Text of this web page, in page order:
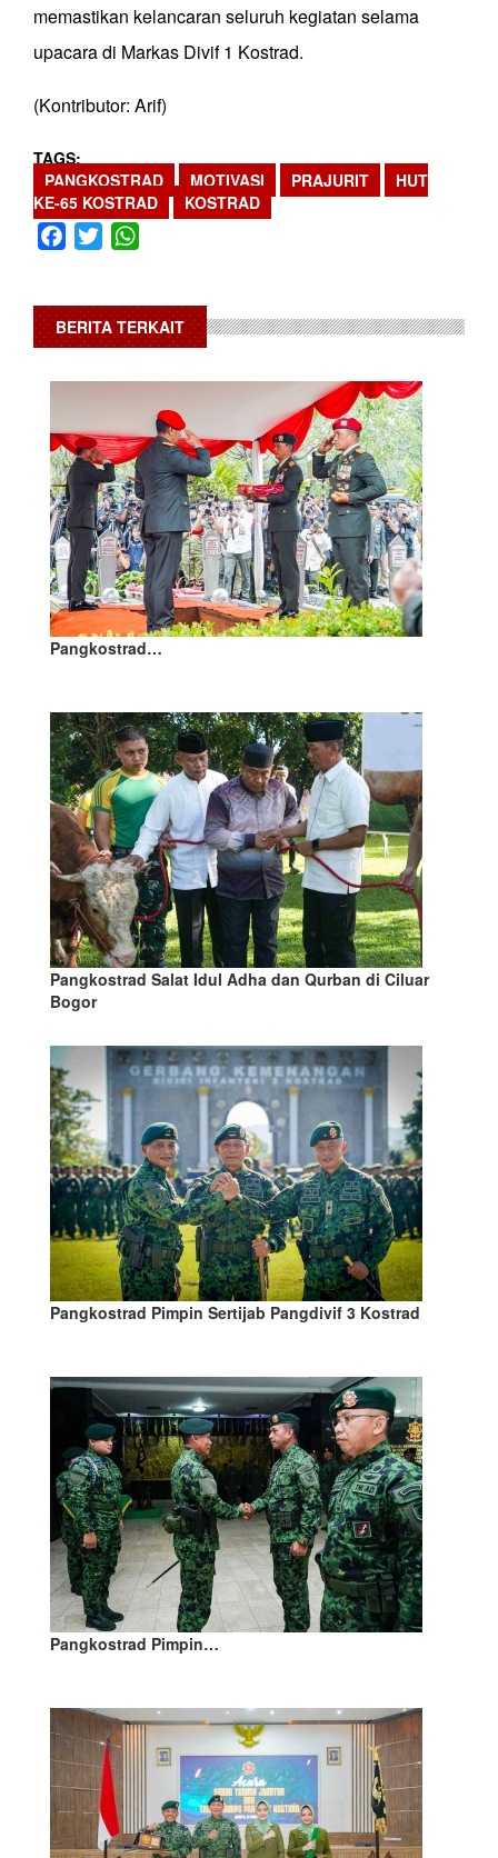
memastikan kelancaran seluruh kegiatan selama
upacara di Markas Divif 1 Kostrad.
(Kontributor: Arif)
TAGS
PANGKOSTRAD
MOTIVASI PRAJURIT
HUT
KE-65 KOSTRAD
KOSTRAD
Facebook
Twitter
BERITA TERKAIT
Pangkostrad…
Pangkostrad Salat Idul Adha dan Qurban di Ciluar
Bogor
Pangkostrad Pimpin Sertijab Pangdivif 3 Kostrad
Pangkostrad Pimpin…